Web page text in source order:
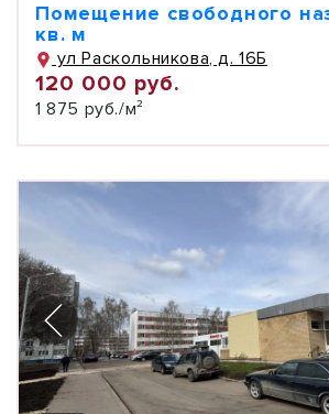
Помещение свободного
кв. м
ул Раскольникова, д. 16Б
120 000 руб.
1 875 руб./м²